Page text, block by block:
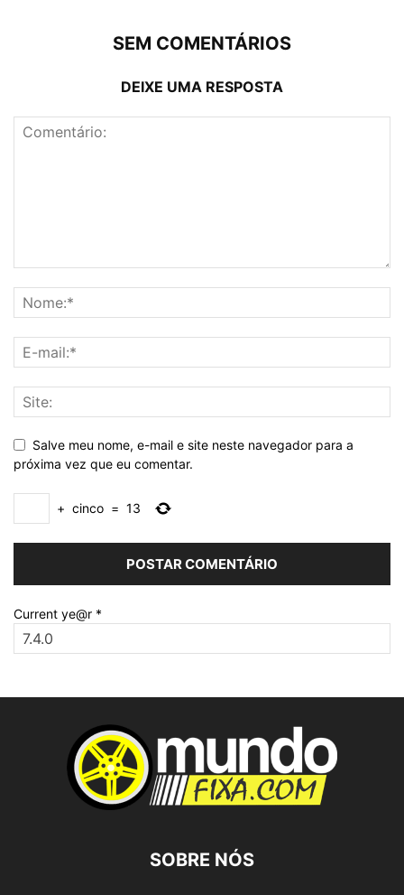
SEM COMENTÁRIOS
DEIXE UMA RESPOSTA
Salve meu nome, e-mail e site neste navegador para a
próxima vez que eu comentar.
+ cinco = 13
Current ye@r *
SOBRE NÓS